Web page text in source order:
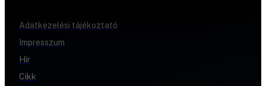
Adatkezelési tájékoztató
Impresszum
Hír
Cikk